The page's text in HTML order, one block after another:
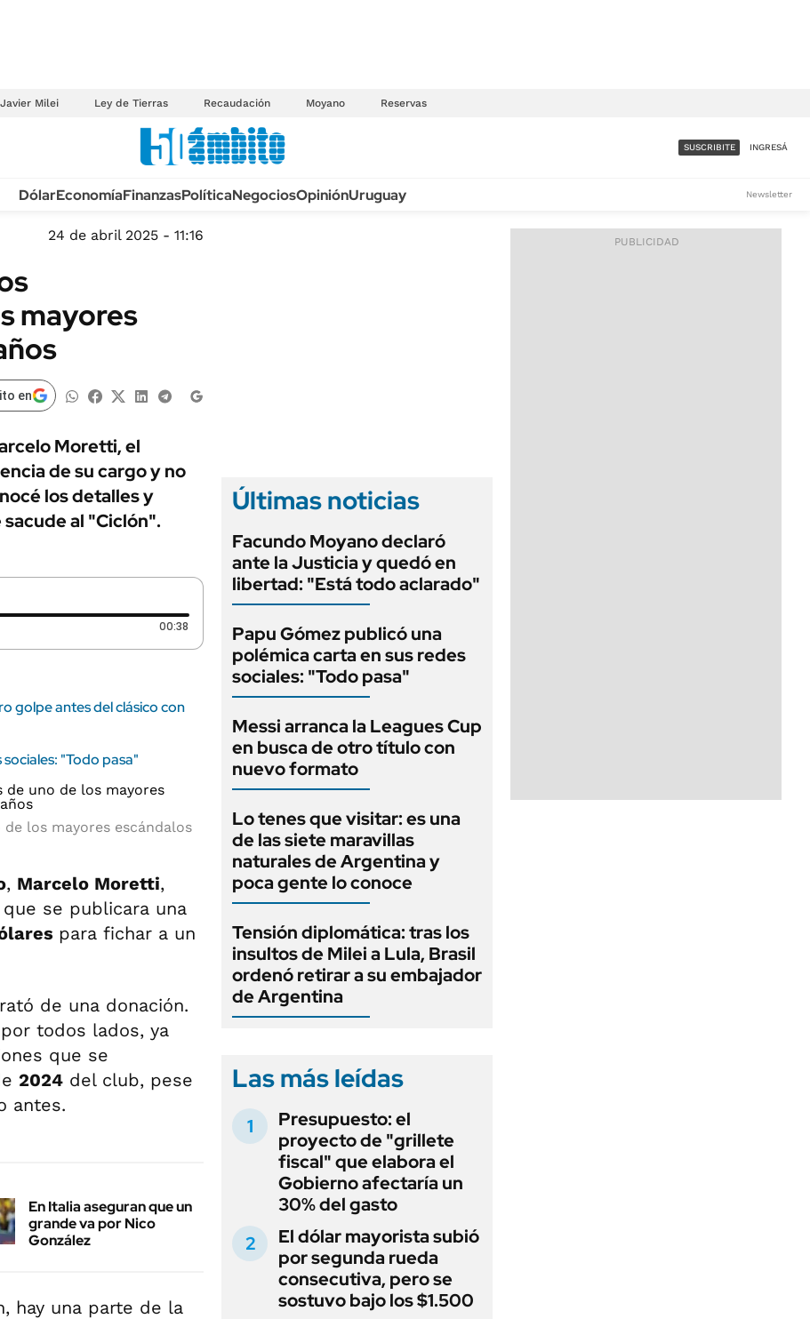
Javier Milei Ley de Tierras Recaudación Moyano Reservas
TECNOLOGÍA
MÉXICO
INFORMACIÓN GENERAL
AUTOS
ACCESO FULL - $1.800/MES
SUSCRIBITE INGRESÁ
DólarEconomíaFinanzasPolíticaNegociosOpiniónUruguay Newsletter
24 de abril 2025 - 11:16
mayores
en
Moretti, el
de su cargo y no
los detalles y
al "Ciclón".
00:38Duración: 38 segundos
golpe antes del clásico con
"Todo pasa"
los mayores escándalos
, Marcelo Moretti,
se publicara una
para fichar a un
de una donación.
todos lados, ya
que se
2024 del club, pese
antes.
En Italia aseguran que un
grande va por Nico
González
hay una parte de la
Últimas noticias
Facundo Moyano declaró
ante la Justicia y quedó en
libertad: "Está todo aclarado"
Papu Gómez publicó una
polémica carta en sus redes
sociales: "Todo pasa"
Messi arranca la Leagues Cup
en busca de otro título con
nuevo formato
Lo tenes que visitar: es una
de las siete maravillas
naturales de Argentina y
poca gente lo conoce
Tensión diplomática: tras los
insultos de Milei a Lula, Brasil
ordenó retirar a su embajador
de Argentina
Las más leídas
Presupuesto: el
proyecto de "grillete
fiscal" que elabora el
Gobierno afectaría un
30% del gasto
El dólar mayorista subió
por segunda rueda
consecutiva, pero se
sostuvo bajo los $1.500